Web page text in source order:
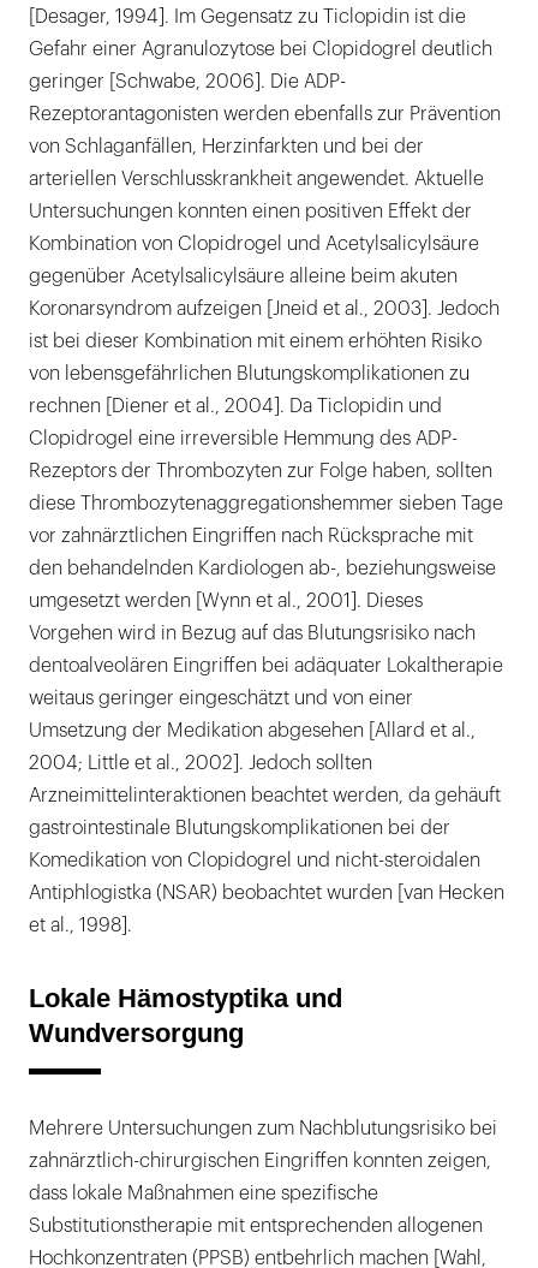
[Desager, 1994]. Im Gegensatz zu Ticlopidin ist die
Gefahr einer Agranulozytose bei Clopidogrel deutlich
geringer [Schwabe, 2006]. Die ADP-
Rezeptorantagonisten werden ebenfalls zur Prävention
von Schlaganfällen, Herzinfarkten und bei der
arteriellen Verschlusskrankheit angewendet. Aktuelle
Untersuchungen konnten einen positiven Effekt der
Kombination von Clopidrogel und Acetylsalicylsäure
gegenüber Acetylsalicylsäure alleine beim akuten
Koronarsyndrom aufzeigen [Jneid et al., 2003]. Jedoch
ist bei dieser Kombination mit einem erhöhten Risiko
von lebensgefährlichen Blutungskomplikationen zu
rechnen [Diener et al., 2004]. Da Ticlopidin und
Clopidrogel eine irreversible Hemmung des ADP-
Rezeptors der Thrombozyten zur Folge haben, sollten
diese Thrombozytenaggregationshemmer sieben Tage
vor zahnärztlichen Eingriffen nach Rücksprache mit
den behandelnden Kardiologen ab-, beziehungsweise
umgesetzt werden [Wynn et al., 2001]. Dieses
Vorgehen wird in Bezug auf das Blutungsrisiko nach
dentoalveolären Eingriffen bei adäquater Lokaltherapie
weitaus geringer eingeschätzt und von einer
Umsetzung der Medikation abgesehen [Allard et al.,
2004; Little et al., 2002]. Jedoch sollten
Arzneimittelinteraktionen beachtet werden, da gehäuft
gastrointestinale Blutungskomplikationen bei der
Komedikation von Clopidogrel und nicht-steroidalen
Antiphlogistka (NSAR) beobachtet wurden [van Hecken
et al., 1998].
Lokale Hämostyptika und
Wundversorgung
Mehrere Untersuchungen zum Nachblutungsrisiko bei
zahnärztlich-chirurgischen Eingriffen konnten zeigen,
dass lokale Maßnahmen eine spezifische
Substitutionstherapie mit entsprechenden allogenen
Hochkonzentraten (PPSB) entbehrlich machen [Wahl,